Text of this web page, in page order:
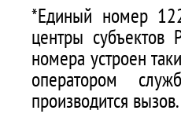
*Единый номер
центры субъектов
номера устроен
оператором
производится вызов.